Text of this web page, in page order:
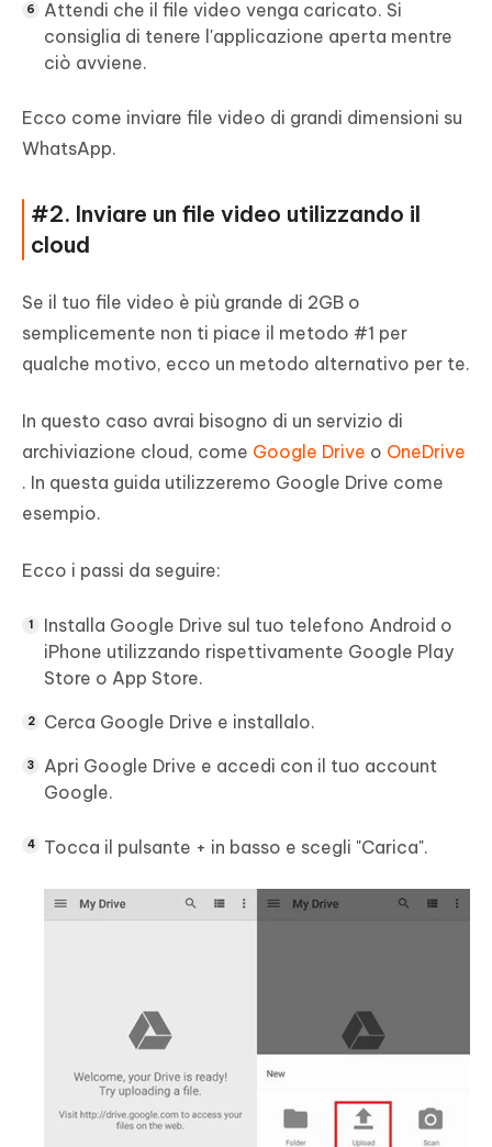
Attendi che il file video venga caricato. Si
consiglia di tenere l'applicazione aperta mentre
ciò avviene.
Ecco come inviare file video di grandi dimensioni su
WhatsApp.
#2. Inviare un file video utilizzando il
cloud
Se il tuo file video è più grande di 2GB o
semplicemente non ti piace il metodo #1 per
qualche motivo, ecco un metodo alternativo per te.
In questo caso avrai bisogno di un servizio di
archiviazione cloud, come Google Drive o OneDrive
. In questa guida utilizzeremo Google Drive come
esempio.
Ecco i passi da seguire:
Installa Google Drive sul tuo telefono Android o
iPhone utilizzando rispettivamente Google Play
Store o App Store.
Cerca Google Drive e installalo.
Apri Google Drive e accedi con il tuo account
Google.
Tocca il pulsante + in basso e scegli "Carica".